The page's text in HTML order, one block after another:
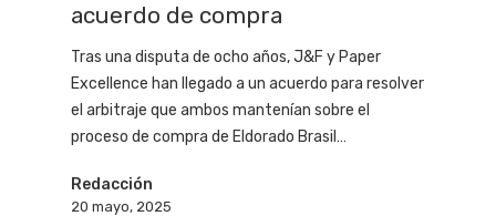
acuerdo de compra
Tras una disputa de ocho años, J&F y Paper
Excellence han llegado a un acuerdo para resolver
el arbitraje que ambos mantenían sobre el
proceso de compra de Eldorado Brasil…
Redacción
20 mayo, 2025